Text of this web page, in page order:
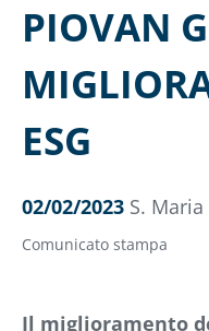
PIOVAN
ESG
02/02/2023 S.
Comunicato stampa
Il miglioramento